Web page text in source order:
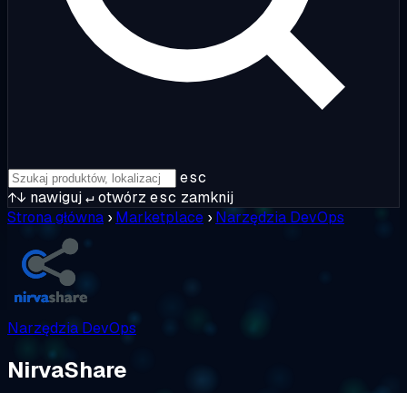
esc
↑↓ nawiguj↵otwórz esc zamknij
Strona główna › Marketplace › Narzędzia DevOps
Narzędzia DevOps
NirvaShare